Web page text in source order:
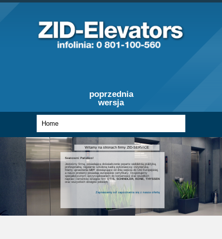
poprzednia
wersja
Witamy na stronach firmy ZID-SERVICE
Szanowni Państwo!
Jesteśmy firmą, posiadającą doświadczenie poparte wieloletnią praktyką,
profesjonalną, regularnie szkoloną kadrą wykonawczą i inżynierską.
Mamy uprawnieniaUDT obowiązujące od dnia wejścia do Unii Europejskiej,
a nasze produkty posiadają europejskie certyfikaty. Dysponujemy
specjalistycznym oprzyrządowaniem do konserwacji oraz wszelkich
napraw i remontów dźwigów firmOTIS, SCHINDLER, KONE, THYSSEN
oraz wszystkich dźwigów polskich.
Zapraszamy od zapoznania się z nasza ofertą